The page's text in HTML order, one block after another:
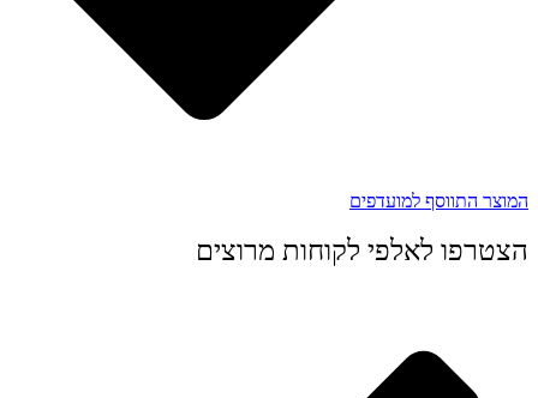
המוצר התווסף למועדפים
הצטרפו לאלפי לקוחות מרוצים